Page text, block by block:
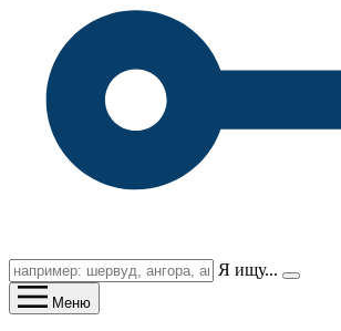
Я ищу...
Меню